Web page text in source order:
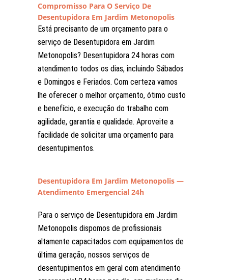
Compromisso Para O Serviço De
Desentupidora Em Jardim Metonopolis
Está precisanto de um orçamento para o
serviço de Desentupidora em Jardim
Metonopolis? Desentupidora 24 horas com
atendimento todos os dias, incluindo Sábados
e Domingos e Feriados. Com certeza vamos
lhe oferecer o melhor orçamento, ótimo custo
e benefício, e execução do trabalho com
agilidade, garantia e qualidade. Aproveite a
facilidade de solicitar uma orçamento para
desentupimentos.
Desentupidora Em Jardim Metonopolis —
Atendimento Emergencial 24h
Para o serviço de Desentupidora em Jardim
Metonopolis dispomos de profissionais
altamente capacitados com equipamentos de
última geração, nossos serviços de
desentupimentos em geral com atendimento